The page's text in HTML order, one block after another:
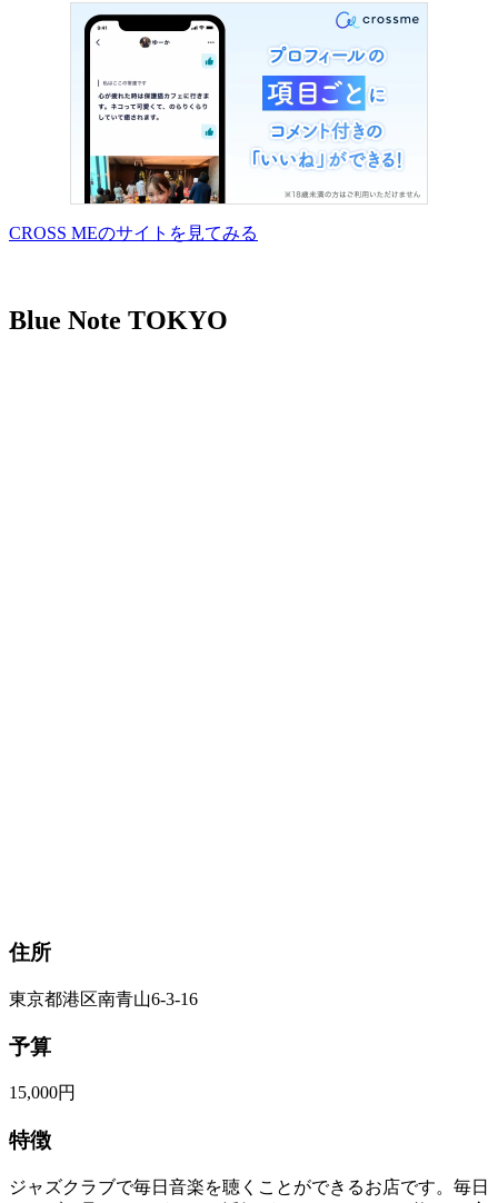
CROSS MEのサイトを見てみる
Blue Note TOKYO
住所
東京都港区南青山6-3-16
予算
15,000円
特徴
ジャズクラブで毎日音楽を聴くことができるお店です。毎日